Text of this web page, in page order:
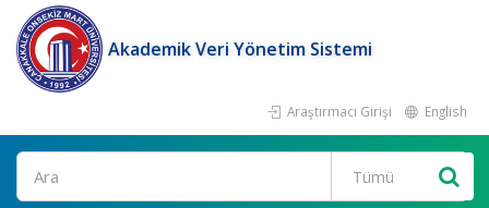
Akademik Veri Yönetim Sistemi
Araştırmacı Girişi English
Ara